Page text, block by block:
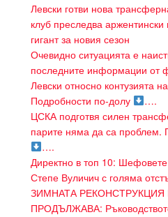
Левски готви нова
клуб преследва
гигант за новия сезон
Очевидно ситуацията е
последните информации от
Левски относно контузията
Подробности по-долу
….
ЦСКА подготвя силен
парите няма да са проблем.
….
Директно в топ 10:
Степе Вуличич с голяма
ЗИМНАТА РЕКОНСТРУКЦИЯ
ПРОДЪЛЖАВА: